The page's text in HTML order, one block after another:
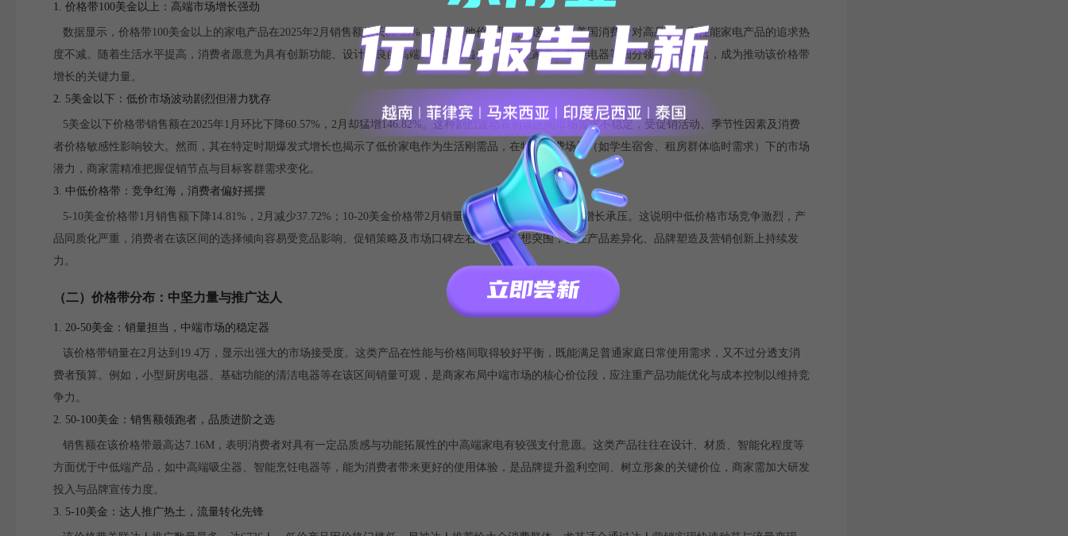
1. 价格带100美金以上：高端市场增长强劲
数据显示，价格带100美金以上的家电产品在2025年2月销售额增长80.33%，远超其他价格区间。这反映出美国消费者对高品质、高性能家电产品的追求热
度不减。随着生活水平提高，消费者愿意为具有创新功能、设计精良的高端家电支付溢价，如智能家电、节能电器等细分领域表现突出，成为推动该价格带
增长的关键力量。
2. 5美金以下：低价市场波动剧烈但潜力犹存
5美金以下价格带销售额在2025年1月环比下降60.57%，2月却猛增146.82%。这种剧烈波动表明该区间市场需求不稳定，受促销活动、季节性因素及消费
者价格敏感性影响较大。然而，其在特定时期爆发式增长也揭示了低价家电作为生活刚需品，在特定消费场景（如学生宿舍、租房群体临时需求）下的市场
潜力，商家需精准把握促销节点与目标客群需求变化。
3. 中低价格带：竞争红海，消费者偏好摇摆
5-10美金价格带1月销售额下降14.81%，2月减少37.72%；10-20美金价格带2月销量虽高达19.4万，但销售额增长承压。这说明中低价格市场竞争激烈，产
品同质化严重，消费者在该区间的选择倾向容易受竞品影响、促销策略及市场口碑左右，商家若想突围，需在产品差异化、品牌塑造及营销创新上持续发
力。
（二）价格带分布：中坚力量与推广达人
1. 20-50美金：销量担当，中端市场的稳定器
该价格带销量在2月达到19.4万，显示出强大的市场接受度。这类产品在性能与价格间取得较好平衡，既能满足普通家庭日常使用需求，又不过分透支消
费者预算。例如，小型厨房电器、基础功能的清洁电器等在该区间销量可观，是商家布局中端市场的核心价位段，应注重产品功能优化与成本控制以维持竞
争力。
2. 50-100美金：销售额领跑者，品质进阶之选
销售额在该价格带最高达7.16M，表明消费者对具有一定品质感与功能拓展性的中高端家电有较强支付意愿。这类产品往往在设计、材质、智能化程度等
方面优于中低端产品，如中高端吸尘器、智能烹饪电器等，能为消费者带来更好的使用体验，是品牌提升盈利空间、树立形象的关键价位，商家需加大研发
投入与品牌宣传力度。
3. 5-10美金：达人推广热土，流量转化先锋